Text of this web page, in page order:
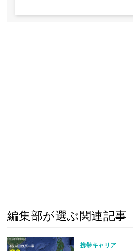
編集部が選ぶ関連記事
携帯キャリア